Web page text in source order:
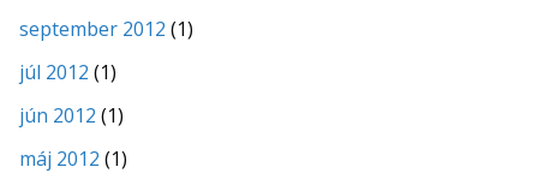
september 2012 (1)
júl 2012 (1)
jún 2012 (1)
máj 2012 (1)